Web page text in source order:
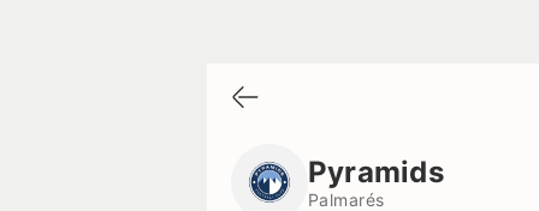
Pyramids
Palmarés